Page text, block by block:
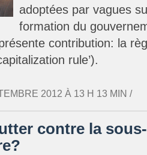
adoptées par vagues
formation du
contribution: la
rule’).
2012 À 13 H 13 MIN /
contre la